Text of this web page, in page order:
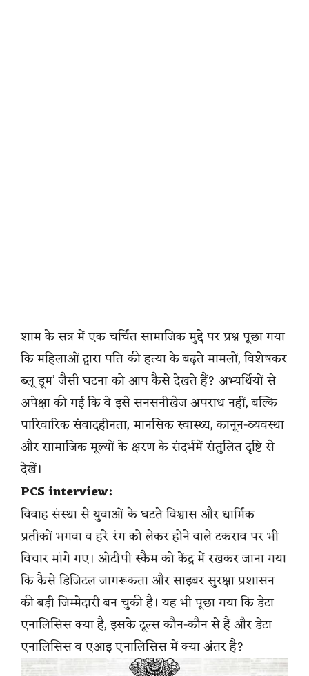
शाम के सत्र में एक चर्चित सामाजिक मुद्दे पर प्रश्न पूछा गया
कि महिलाओं द्वारा पति की हत्या के बढ़ते मामलों, विशेषकर
ब्लू डूम’ जैसी घटना को आप कैसे देखते हैं? अभ्यर्थियों से
अपेक्षा की गई कि वे इसे सनसनीखेज अपराध नहीं, बल्कि
पारिवारिक संवादहीनता, मानसिक स्वास्थ्य, कानून-व्यवस्था
और सामाजिक मूल्यों के क्षरण के संदर्भमें संतुलित दृष्टि से
देखें।
PCS interview:
विवाह संस्था से युवाओं के घटते विश्वास और धार्मिक
प्रतीकों भगवा व हरे रंग को लेकर होने वाले टकराव पर भी
विचार मांगे गए। ओटीपी स्कैम को केंद्र में रखकर जाना गया
कि कैसे डिजिटल जागरूकता और साइबर सुरक्षा प्रशासन
की बड़ी जिम्मेदारी बन चुकी है। यह भी पूछा गया कि डेटा
एनालिसिस क्या है, इसके टूल्स कौन-कौन से हैं और डेटा
एनालिसिस व एआइ एनालिसिस में क्या अंतर है?